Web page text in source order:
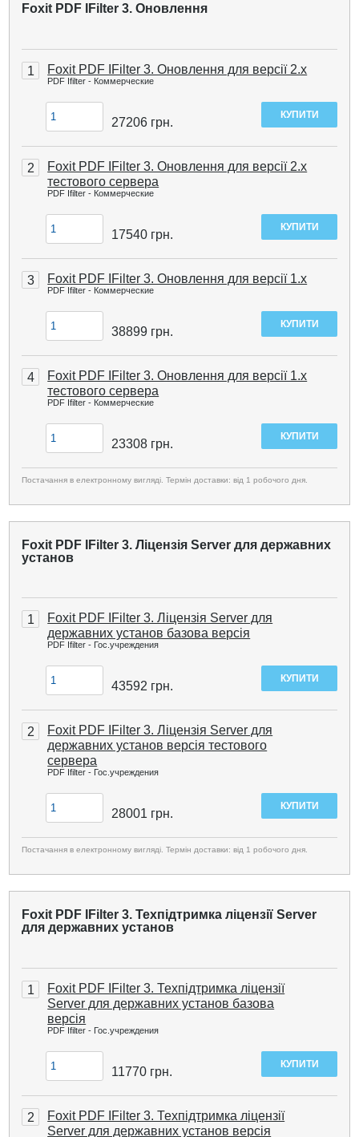
Foxit PDF IFilter 3. Оновлення
1 Foxit PDF IFilter 3. Оновлення для версії 2.х
PDF Ifilter - Коммерческие
27206 грн.
2
Foxit PDF IFilter 3. Оновлення для версії 2.х
тестового сервера
PDF Ifilter - Коммерческие
17540 грн.
3 Foxit PDF IFilter 3. Оновлення для версії 1.x
PDF Ifilter - Коммерческие
38899 грн.
4
Foxit PDF IFilter 3. Оновлення для версії 1.х
тестового сервера
PDF Ifilter - Коммерческие
23308 грн.
Постачання в електронному вигляді. Термін доставки: від 1 робочого дня.
Foxit PDF IFilter 3. Ліцензія Server для державних
установ
1
Foxit PDF IFilter 3. Ліцензія Server для
державних установ базова версія
PDF Ifilter - Гос.учреждения
43592 грн.
2
Foxit PDF IFilter 3. Ліцензія Server для
державних установ версія тестового
сервера
PDF Ifilter - Гос.учреждения
28001 грн.
Постачання в електронному вигляді. Термін доставки: від 1 робочого дня.
Foxit PDF IFilter 3. Техпідтримка ліцензії Server
для державних установ
1
Foxit PDF IFilter 3. Техпідтримка ліцензії
Server для державних установ базова
версія
PDF Ifilter - Гос.учреждения
11770 грн.
2
Foxit PDF IFilter 3. Техпідтримка ліцензії
Server для державних установ версія